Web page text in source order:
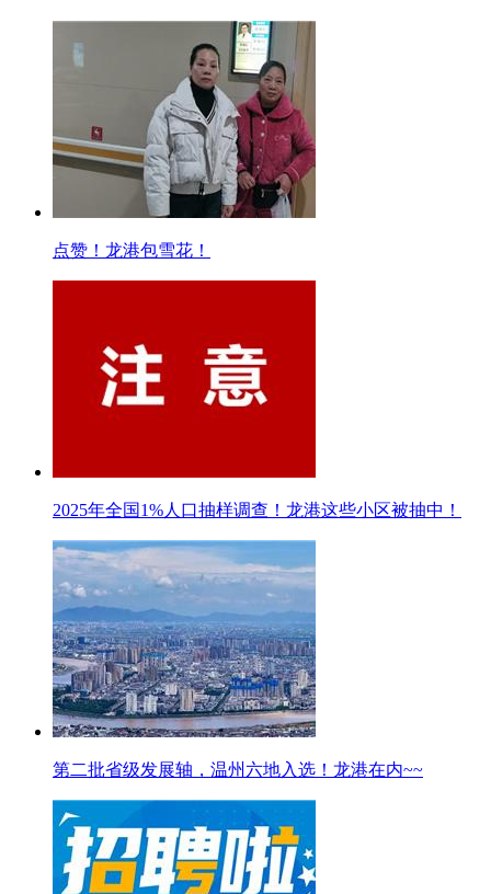
点赞！龙港包雪花！
2025年全国1%人口抽样调查！龙港这些小区被抽中！
第二批省级发展轴，温州六地入选！龙港在内~~